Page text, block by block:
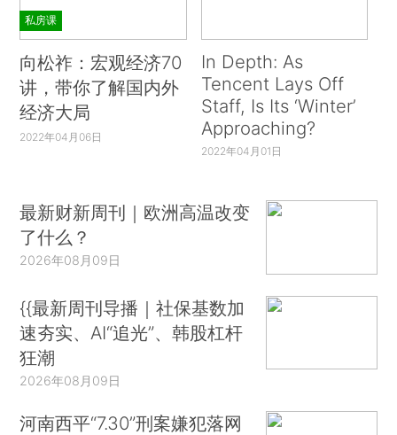
私房课
向松祚：宏观经济70
讲，带你了解国内外
经济大局
2022年04月06日
In Depth: As
Tencent Lays Off
Staff, Is Its ‘Winter’
Approaching?
2022年04月01日
最新财新周刊｜欧洲高温改变
了什么？
2026年08月09日
{{最新周刊导播｜社保基数加
速夯实、AI“追光”、韩股杠杆
狂潮
2026年08月09日
河南西平“7.30”刑案嫌犯落网